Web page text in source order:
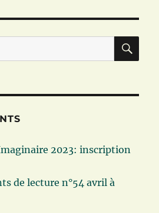
2023: inscription
de lecture n°54 avril à